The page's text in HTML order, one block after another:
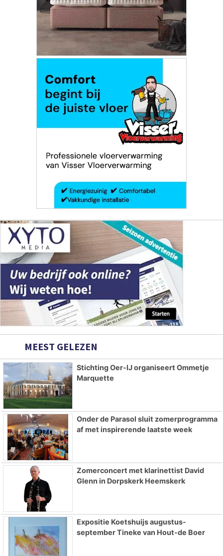
MEEST GELEZEN
Stichting Oer-IJ organiseert Ommetje
Marquette
Onder de Parasol sluit zomerprogramma
af met inspirerende laatste week
Zomerconcert met klarinettist David
Glenn in Dorpskerk Heemskerk
Expositie Koetshuijs augustus-
september Tineke van Hout-de Boer